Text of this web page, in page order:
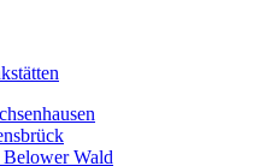
Belower Wald